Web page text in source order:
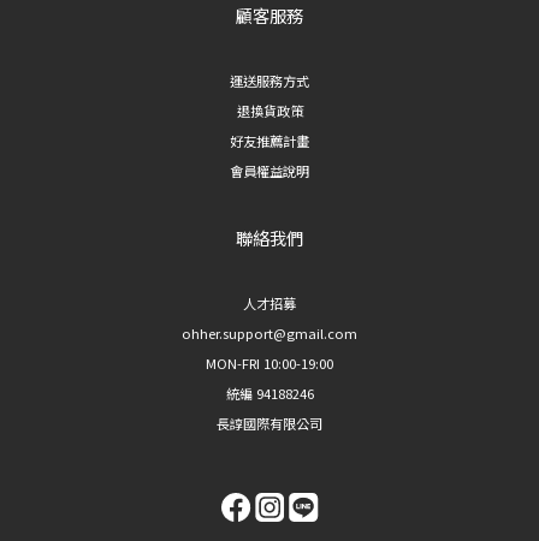
顧客服務
運送服務方式
退換貨政策
好友推薦計畫
會員權益說明
聯絡我們
人才招募
ohher.support@gmail.com
MON-FRI 10:00-19:00
統編 94188246
長諄國際有限公司